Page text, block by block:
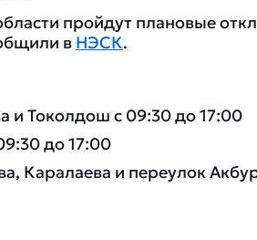
пройдут плановые
в НЭСК.
и Токолдош с 09:30 до 17:00
до 17:00
Каралаева и переулок